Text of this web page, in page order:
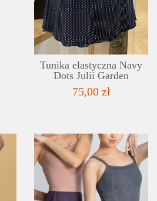
Tunika elastyczna Navy
Dots Julii Garden
75,00 zł